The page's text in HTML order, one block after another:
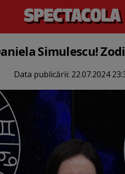
Simulescu!
Data publicării: 22.07.2024